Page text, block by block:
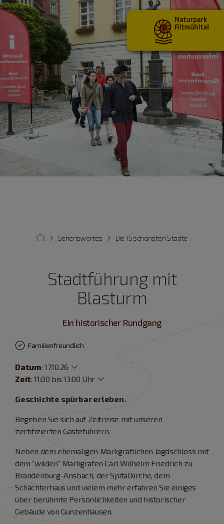
Die 15 schönsten Städte
Sehenswertes
Stadtführung mit
Blasturm
Ein historischer Rundgang
Familienfreundlich
Datum:17.10.26
Zeit:11:00 bis 13:00 Uhr
Geschichte spürbar erleben.
Begeben Sie sich auf Zeitreise mit unseren
zertifizierten Gästeführern.
Neben dem ehemaligen Markgräflichen Jagdschloss mit
dem "wilden" Markgrafen Carl Wilhelm Friedrich zu
Brandenburg-Ansbach, der Spitalkirche, dem
Schächterhaus und vielem mehr erfahren Sie einiges
über berühmte Persönlichkeiten und historischer
Gebäude von Gunzenhausen.